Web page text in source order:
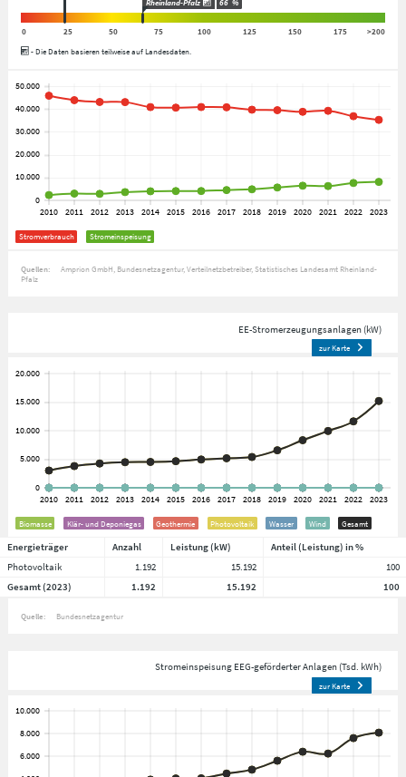
Rheinland-Pfalz 66 %
0 25 50 75 100 125 150 175
>200
- Die Daten basieren teilweise auf Landesdaten.
Stromverbrauch Stromeinspeisung
Quellen: Amprion GmbH Bundesnetzagentur Verteilnetzbetreiber Statistisches Landesamt Rheinland-
Pfalz
EE-Stromerzeugungsanlagen (kW)
zur Karte
Biomasse Klär- und Deponiegas Geothermie Photovoltaik Wasser Wind Gesamt
Energieträger Anzahl Leistung (kW)
Anteil (Leistung) in %
Photovoltaik
1.192 15.192
100
Gesamt (2023)
1.192 15.192 100
Quelle: Bundesnetzagentur
Stromeinspeisung EEG-geförderter Anlagen (Tsd. kWh)
zur Karte